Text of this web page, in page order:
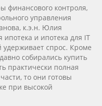
финансового контроля,
управления
к.э.н. Юлия
ипотека и ипотека для IT
спрос. Кроме
собирались купить
практически полная
то они готовы
при высокой